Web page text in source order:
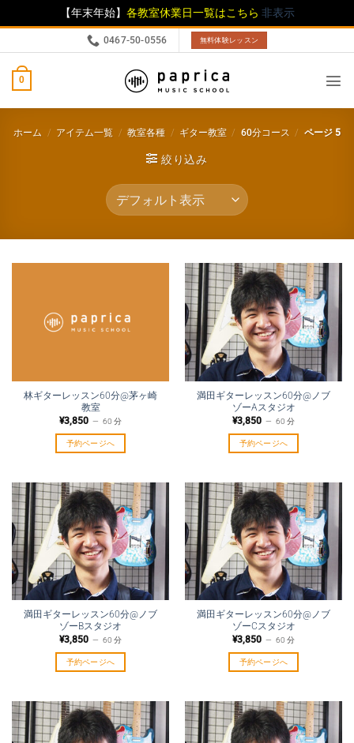
【年末年始】 各教室休業日一覧はこちら 非表示
0467-50-0556 無料体験レッスン
0
ホーム / アイテム一覧 / 教室各種 / ギター教室 / 60分コース / ページ 5
絞り込み
林ギターレッスン60分@茅ヶ崎
教室
¥3,850 60 分
予約ページへ
満田ギターレッスン60分@ノブ
ゾーAスタジオ
¥3,850 60 分
予約ページへ
満田ギターレッスン60分@ノブ
ゾーBスタジオ
¥3,850 60 分
予約ページへ
満田ギターレッスン60分@ノブ
ゾーCスタジオ
¥3,850 60 分
予約ページへ